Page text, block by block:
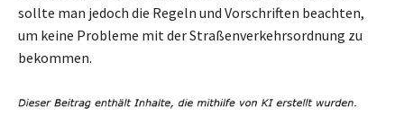
sollte man jedoch die Regeln und Vorschriften beachten,
um keine Probleme mit der Straßenverkehrsordnung zu
bekommen.